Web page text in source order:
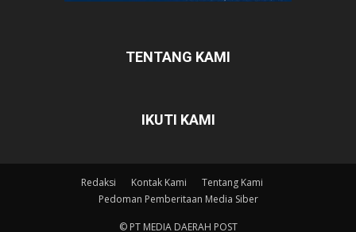
TENTANG KAMI
IKUTI KAMI
Redaksi Kontak Kami
Tentang Kami
Pedoman Pemberitaan Media Siber
© PT MEDIA DAERAH POST